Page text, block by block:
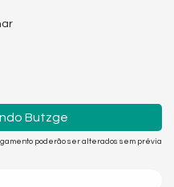
Butzge
poderão ser alterados sem prévia